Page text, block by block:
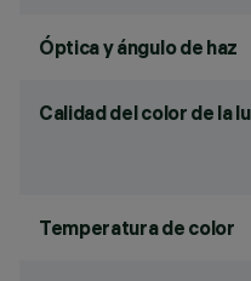
Óptica y ángulo de haz
Calidad del color de la
Temperatura de color